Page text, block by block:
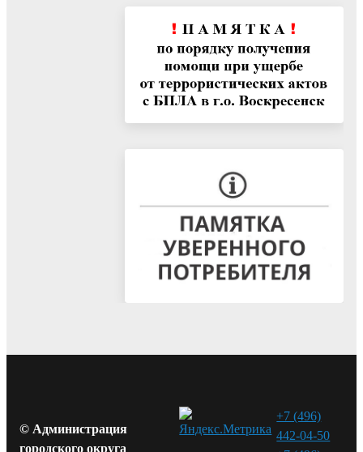
© Администрация
городского округа
+7 (496)
442-04-50